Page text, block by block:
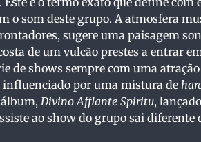
o som deste grupo. A atmosfera
sugere uma paisagem
de um vulcão prestes a entrar
de shows sempre com uma
influenciado por uma mistura de
Divino Afflante Spiritu,
ao show do grupo sai diferente